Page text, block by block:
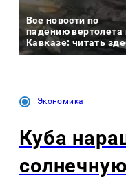
Все новости по
падению вертолета
Кавказе: читать
Экономика
Куба